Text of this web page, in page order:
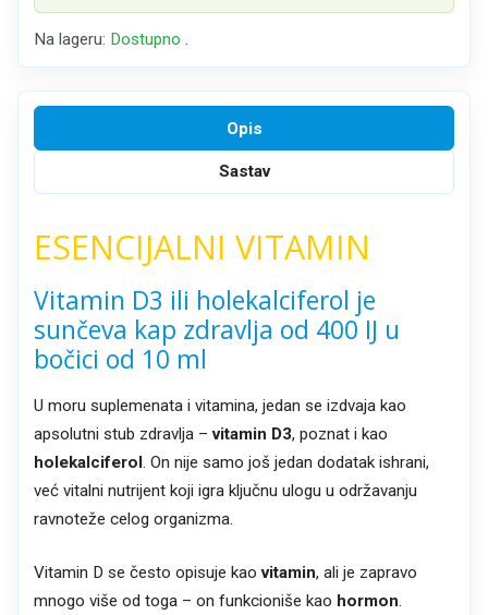
Na lageru: Dostupno .
Opis
Sastav
ESENCIJALNI VITAMIN
Vitamin D3 ili holekalciferol je
sunčeva kap zdravlja od 400 IJ u
bočici od 10 ml
U moru suplemenata i vitamina, jedan se izdvaja kao
apsolutni stub zdravlja –vitamin D3, poznat i kao
holekalciferol . On nije samo još jedan dodatak ishrani,
već vitalni nutrijent koji igra ključnu ulogu u održavanju
ravnoteže celog organizma.
Vitamin D se često opisuje kaovitamin, ali je zapravo
mnogo više od toga – on funkcioniše kao hormon.